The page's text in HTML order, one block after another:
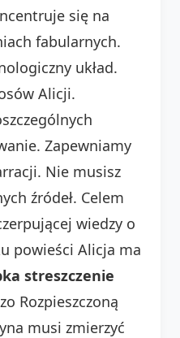
się na
fabularnych.
układ.
Alicji.
Zapewniamy
Nie musisz
źródeł. Celem
wiedzy o
powieści Alicja ma
streszczenie
Rozpieszczoną
musi zmierzyć